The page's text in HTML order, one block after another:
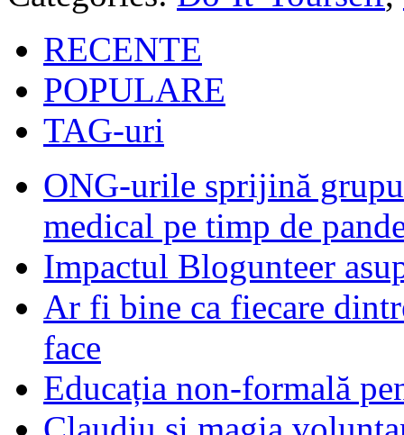
RECENTE
POPULARE
TAG-uri
ONG-urile sprijină
medical pe timp de
Impactul Blogunteer
Ar fi bine ca fiecare
face
Educația non-formală